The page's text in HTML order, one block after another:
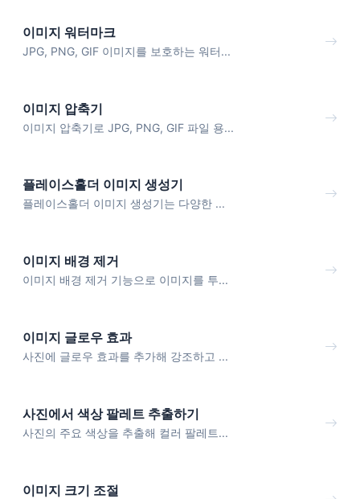
이미지 워터마크
JPG, PNG, GIF 이미지를 보호하는 워터...
이미지 압축기
이미지 압축기로 JPG, PNG, GIF 파일 용...
플레이스홀더 이미지 생성기
플레이스홀더 이미지 생성기는 다양한 ...
이미지 배경 제거
이미지 배경 제거 기능으로 이미지를 투...
이미지 글로우 효과
사진에 글로우 효과를 추가해 강조하고 ...
사진에서 색상 팔레트 추출하기
사진의 주요 색상을 추출해 컬러 팔레트...
이미지 크기 조절